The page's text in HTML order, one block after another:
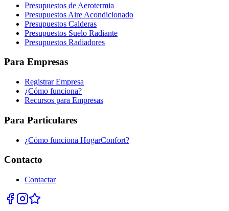
Presupuestos de Aerotermia
Presupuestos Aire Acondicionado
Presupuestos Calderas
Presupuestos Suelo Radiante
Presupuestos Radiadores
Para Empresas
Registrar Empresa
¿Cómo funciona?
Recursos para Empresas
Para Particulares
¿Cómo funciona HogarConfort?
Contacto
Contactar